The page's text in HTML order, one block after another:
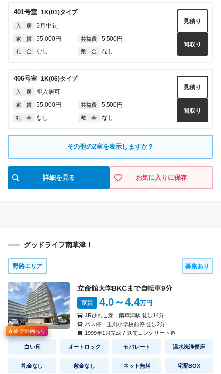
401号室 1K(01)タイプ
入 居 9月中旬
家 賃 55,000円 共益費 5,500円
礼 金 なし 敷 金 なし
見積り
間取り
406号室 1K(06)タイプ
入 居 即入居可
家 賃 55,000円 共益費 5,500円
礼 金 なし 敷 金 なし
見積り
間取り
タイプ
入 居 即入居可
間取り
礼 金 なし 敷 金
その他の2室を表示しますか？
詳細を見る お気に入りに保存
グッドライフ南草津Ⅰ
野路エリア 募集あり
★通学動画あり
立命館大学BKCまで自転車9分
家賃 4.0～4.4万円
JRびわこ線： 南草津駅 徒歩14分
バス停： 玉川小学校前停徒歩2分
1999年1 月完成 / 鉄筋コンクリート造
白い床 オートロック セパレート 温水洗浄便座
礼金なし 敷金なし ネット無料 宅配BOX